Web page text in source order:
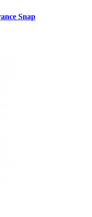
Snap